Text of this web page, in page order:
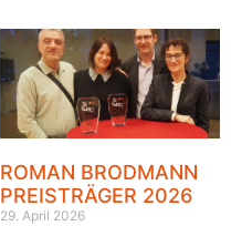
ROMAN BRODMANN
PREISTRÄGER 2026
29. April 2026